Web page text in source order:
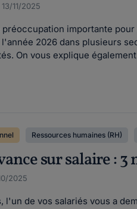
11/2025
importante
2026 dans plusieurs
On vous explique
Ressources humaines (RH)
sur salaire : 3
2025
de vos salariés vous a